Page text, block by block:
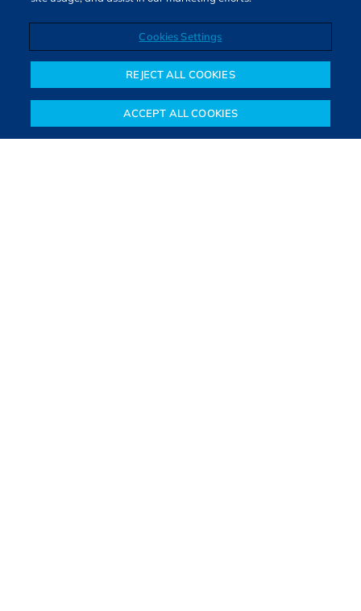
Notícias Colunistas Objetivos financeiros Investimentos Mais
O Bora Investir, site de notícias e educação financeira da B3,
oferece notícias e conteúdos especializados sobre o mercado
composta por especialistas, o site proporciona aprendizado
sólido e confiável, além de artigos de parceiros que ampliam
Cookies Settings
REJECT ALL COOKIES
ACCEPT ALL COOKIES